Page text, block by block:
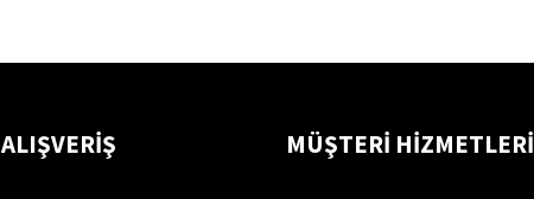
ALIŞVERİŞ MÜŞTERİ HİZMETLERİ